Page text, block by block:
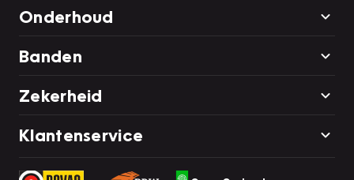
Onderhoud
Banden
Zekerheid
Klantenservice